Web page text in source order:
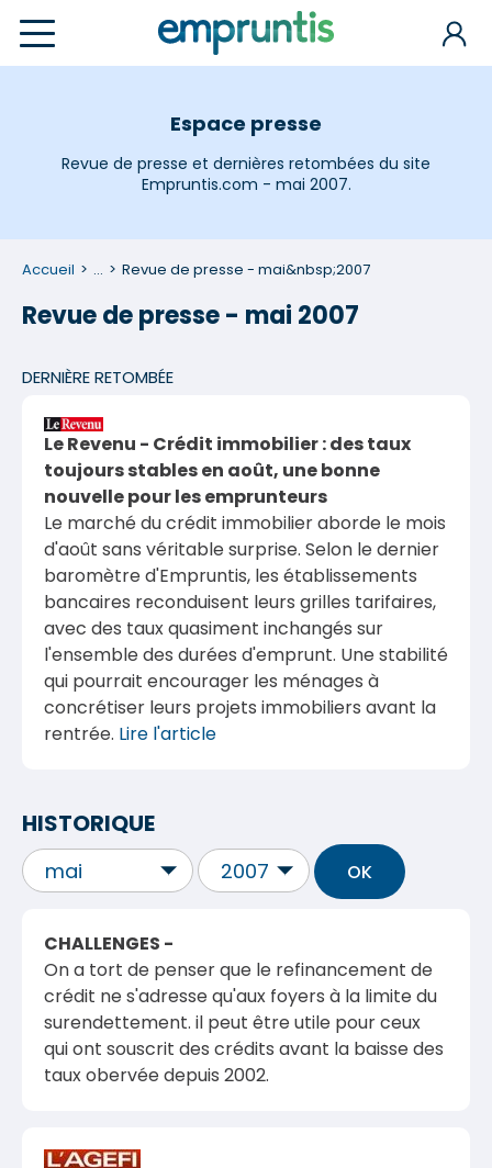
Espace presse
Revue de presse et dernières retombées du site
Empruntis.com - mai 2007.
Accueil ... Revue de presse - mai&nbsp;2007
Revue de presse - mai 2007
DERNIÈRE RETOMBÉE
Le Revenu - Crédit immobilier : des taux
toujours stables en août, une bonne
nouvelle pour les emprunteurs
Le marché du crédit immobilier aborde le mois
d'août sans véritable surprise. Selon le dernier
baromètre d'Empruntis, les établissements
bancaires reconduisent leurs grilles tarifaires,
avec des taux quasiment inchangés sur
l'ensemble des durées d'emprunt. Une stabilité
qui pourrait encourager les ménages à
concrétiser leurs projets immobiliers avant la
rentrée. Lire l'article
HISTORIQUE
CHALLENGES -
On a tort de penser que le refinancement de
crédit ne s'adresse qu'aux foyers à la limite du
surendettement. il peut être utile pour ceux
qui ont souscrit des crédits avant la baisse des
taux obervée depuis 2002.